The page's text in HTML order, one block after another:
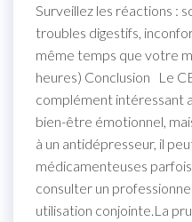
Surveillez les réactions :
troubles digestifs,
même temps que votre
heures) Conclusion Le
complément intéressant
bien-être émotionnel,
à un antidépresseur, il
médicamenteuses
consulter un
utilisation conjointe.La